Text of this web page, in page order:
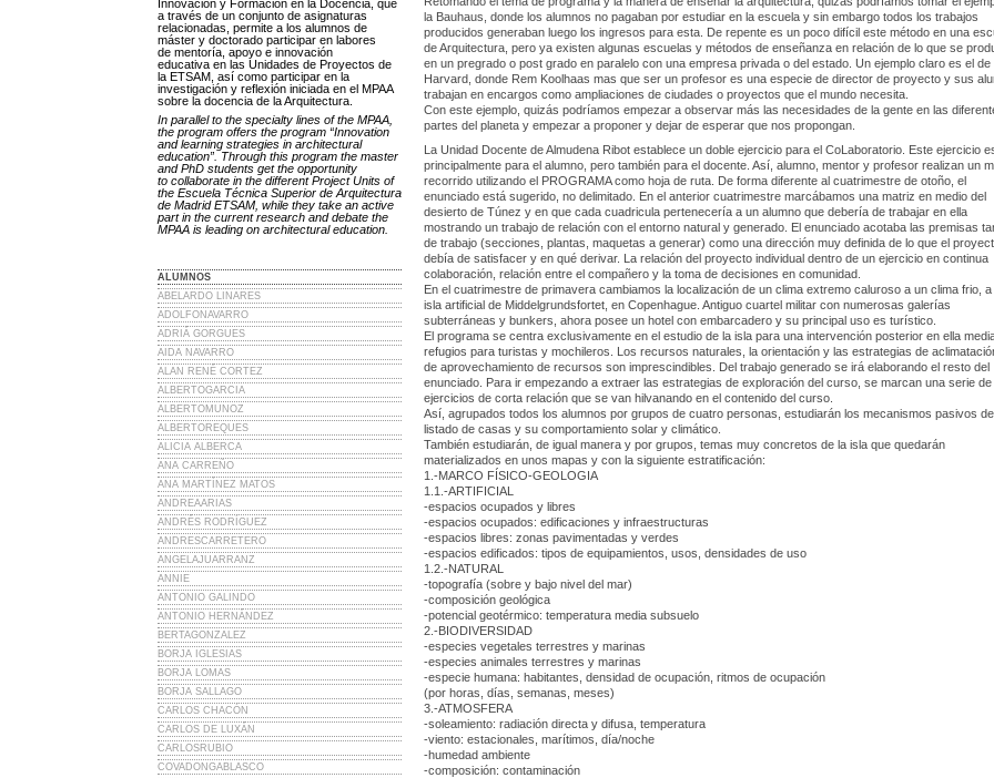
Innovación y Formación en la Docencia, que
a través de un conjunto de asignaturas
relacionadas, permite a los alumnos de
máster y doctorado participar en labores
de mentoría, apoyo e innovación
educativa en las Unidades de Proyectos de
la ETSAM, así como participar en la
investigación y reflexión iniciada en el MPAA
sobre la docencia de la Arquitectura.
In parallel to the specialty lines of the MPAA,
the program offers the program “Innovation
and learning strategies in architectural
education”. Through this program the master
and PhD students get the opportunity
to collaborate in the different Project Units of
the Escuela Técnica Superior de Arquitectura
de Madrid ETSAM, while they take an active
part in the current research and debate the
MPAA is leading on architectural education.
ALUMNOS
ABELARDO LINARES
ADOLFONAVARRO
ADRIÁ GORGUES
AIDA NAVARRO
ALAN RENÉ CORTEZ
ALBERTOGARCIA
ALBERTOMUNOZ
ALBERTOREQUES
ALICIA ALBERCA
ANA CARREÑO
ANA MARTÍNEZ MATOS
ANDREAARIAS
ANDRÉS RODRÍGUEZ
ANDRESCARRETERO
ANGELAJUARRANZ
ANNIE
ANTONIO GALINDO
ANTONIO HERNÁNDEZ
BERTAGONZALEZ
BORJA IGLESIAS
BORJA LOMAS
BORJA SALLAGO
CARLOS CHACÓN
CARLOS DE LUXÁN
CARLOSRUBIO
COVADONGABLASCO
la Bauhaus, donde los alumnos no pagaban por estudiar en la escuela y sin embargo todos los trabajos
producidos generaban luego los ingresos para esta. De repente es un poco difícil este método en una
de Arquitectura, pero ya existen algunas escuelas y métodos de enseñanza en relación de lo que se
en un pregrado o post grado en paralelo con una empresa privada o del estado. Un ejemplo claro es el de
Harvard, donde Rem Koolhaas mas que ser un profesor es una especie de director de proyecto y sus
trabajan en encargos como ampliaciones de ciudades o proyectos que el mundo necesita.
Con este ejemplo, quizás podríamos empezar a observar más las necesidades de la gente en las
partes del planeta y empezar a proponer y dejar de esperar que nos propongan.
La Unidad Docente de Almudena Ribot establece un doble ejercicio para el CoLaboratorio. Este ejercicio
principalmente para el alumno, pero también para el docente. Así, alumno, mentor y profesor realizan un
recorrido utilizando el PROGRAMA como hoja de ruta. De forma diferente al cuatrimestre de otoño, el
enunciado está sugerido, no delimitado. En el anterior cuatrimestre marcábamos una matriz en medio del
desierto de Túnez y en que cada cuadricula pertenecería a un alumno que debería de trabajar en ella
mostrando un trabajo de relación con el entorno natural y generado. El enunciado acotaba las premisas
de trabajo (secciones, plantas, maquetas a generar) como una dirección muy definida de lo que el
debía de satisfacer y en qué derivar. La relación del proyecto individual dentro de un ejercicio en continua
colaboración, relación entre el compañero y la toma de decisiones en comunidad.
En el cuatrimestre de primavera cambiamos la localización de un clima extremo caluroso a un clima frio, a
isla artificial de Middelgrundsfortet, en Copenhague. Antiguo cuartel militar con numerosas galerías
subterráneas y bunkers, ahora posee un hotel con embarcadero y su principal uso es turístico.
El programa se centra exclusivamente en el estudio de la isla para una intervención posterior en ella
refugios para turistas y mochileros. Los recursos naturales, la orientación y las estrategias de
de aprovechamiento de recursos son imprescindibles. Del trabajo generado se irá elaborando el resto del
enunciado. Para ir empezando a extraer las estrategias de exploración del curso, se marcan una serie de
ejercicios de corta relación que se van hilvanando en el contenido del curso.
Así, agrupados todos los alumnos por grupos de cuatro personas, estudiarán los mecanismos pasivos
listado de casas y su comportamiento solar y climático.
También estudiarán, de igual manera y por grupos, temas muy concretos de la isla que quedarán
materializados en unos mapas y con la siguiente estratificación:
1.-MARCO FÍSICO-GEOLOGIA
1.1.-ARTIFICIAL
-espacios ocupados y libres
-espacios ocupados: edificaciones y infraestructuras
-espacios libres: zonas pavimentadas y verdes
-espacios edificados: tipos de equipamientos, usos, densidades de uso
1.2.-NATURAL
-topografía (sobre y bajo nivel del mar)
-composición geológica
-potencial geotérmico: temperatura media subsuelo
2.-BIODIVERSIDAD
-especies vegetales terrestres y marinas
-especies animales terrestres y marinas
-especie humana: habitantes, densidad de ocupación, ritmos de ocupación
(por horas, días, semanas, meses)
3.-ATMOSFERA
-soleamiento: radiación directa y difusa, temperatura
-viento: estacionales, marítimos, día/noche
-humedad ambiente
-composición: contaminación